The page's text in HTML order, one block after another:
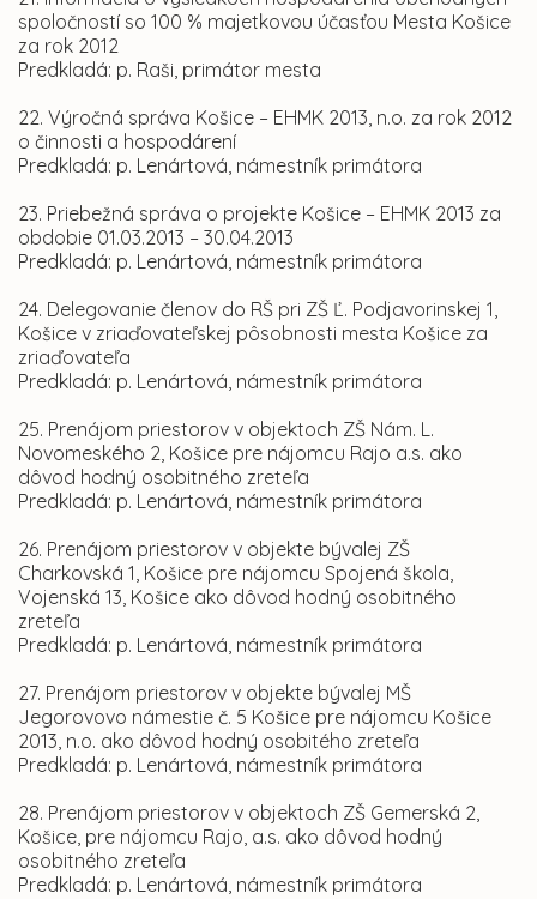
spoločností so 100 % majetkovou účasťou Mesta Košice
za rok 2012
Predkladá: p. Raši, primátor mesta
22. Výročná správa Košice – EHMK 2013, n.o. za rok 2012
o činnosti a hospodárení
Predkladá: p. Lenártová, námestník primátora
23. Priebežná správa o projekte Košice – EHMK 2013 za
obdobie 01.03.2013 – 30.04.2013
Predkladá: p. Lenártová, námestník primátora
24. Delegovanie členov do RŠ pri ZŠ Ľ. Podjavorinskej 1,
Košice v zriaďovateľskej pôsobnosti mesta Košice za
zriaďovateľa
Predkladá: p. Lenártová, námestník primátora
25. Prenájom priestorov v objektoch ZŠ Nám. L.
Novomeského 2, Košice pre nájomcu Rajo a.s. ako
dôvod hodný osobitného zreteľa
Predkladá: p. Lenártová, námestník primátora
26. Prenájom priestorov v objekte bývalej ZŠ
Charkovská 1, Košice pre nájomcu Spojená škola,
Vojenská 13, Košice ako dôvod hodný osobitného
zreteľa
Predkladá: p. Lenártová, námestník primátora
27. Prenájom priestorov v objekte bývalej MŠ
Jegorovovo námestie č. 5 Košice pre nájomcu Košice
2013, n.o. ako dôvod hodný osobitého zreteľa
Predkladá: p. Lenártová, námestník primátora
28. Prenájom priestorov v objektoch ZŠ Gemerská 2,
Košice, pre nájomcu Rajo, a.s. ako dôvod hodný
osobitného zreteľa
Predkladá: p. Lenártová, námestník primátora